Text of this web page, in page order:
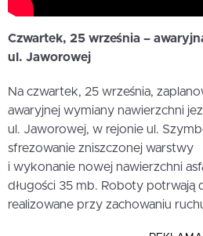
Czwartek, 25 września –
ul. Jaworowej
Na czwartek, 25 września,
awaryjnej wymiany nawierzchni
ul. Jaworowej, w rejonie ul.
sfrezowanie zniszczonej warstwy
i wykonanie nowej nawierzchni
długości 35 mb. Roboty potrwają
realizowane przy zachowaniu